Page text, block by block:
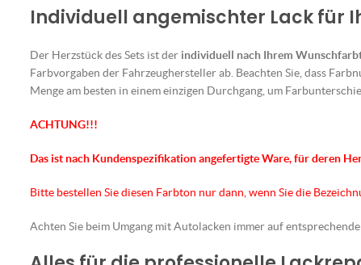
Individuell angemischter Lack für
Der Herzstück des Sets ist der individuell nach Ihrem
Farbvorgaben der Fahrzeughersteller ab. Beachten Sie, dass
Menge am besten in einem einzigen Durchgang, um
ACHTUNG!!!
Das ist nach Kundenspezifikation angefertigte Ware, für deren
Bitte bestellen Sie diesen Farbton nur dann, wenn Sie die
Achten Sie beim Umgang mit Autolacken immer auf